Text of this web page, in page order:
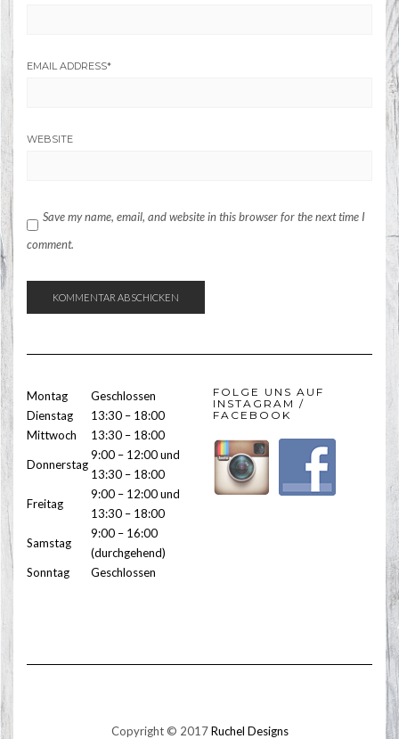
EMAIL ADDRESS*
WEBSITE
Save my name, email, and website in this browser for the next time I
comment.
Montag
Geschlossen
Dienstag
13:30 – 18:00
Mittwoch
13:30 – 18:00
Donnerstag
9:00 – 12:00 und
13:30 – 18:00
Freitag
9:00 – 12:00 und
13:30 – 18:00
Samstag
9:00 – 16:00
(durchgehend)
Sonntag
Geschlossen
FOLGE UNS AUF
INSTAGRAM /
FACEBOOK
Copyright © 2017Ruchel Designs